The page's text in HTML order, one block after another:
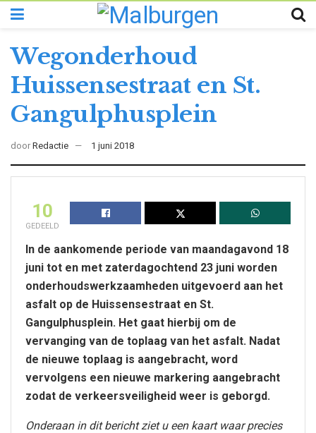
Wegonderhoud
Huissensestraat en St.
Gangulphusplein
door Redactie 1 juni 2018
10
GEDEELD
In de aankomende periode van maandagavond 18
juni tot en met zaterdagochtend 23 juni worden
onderhoudswerkzaamheden uitgevoerd aan het
asfalt op de Huissensestraat en St.
Gangulphusplein. Het gaat hierbij om de
vervanging van de toplaag van het asfalt. Nadat
de nieuwe toplaag is aangebracht, word
vervolgens een nieuwe markering aangebracht
zodat de verkeersveiligheid weer is geborgd.
Onderaan in dit bericht ziet u een kaart waar precies